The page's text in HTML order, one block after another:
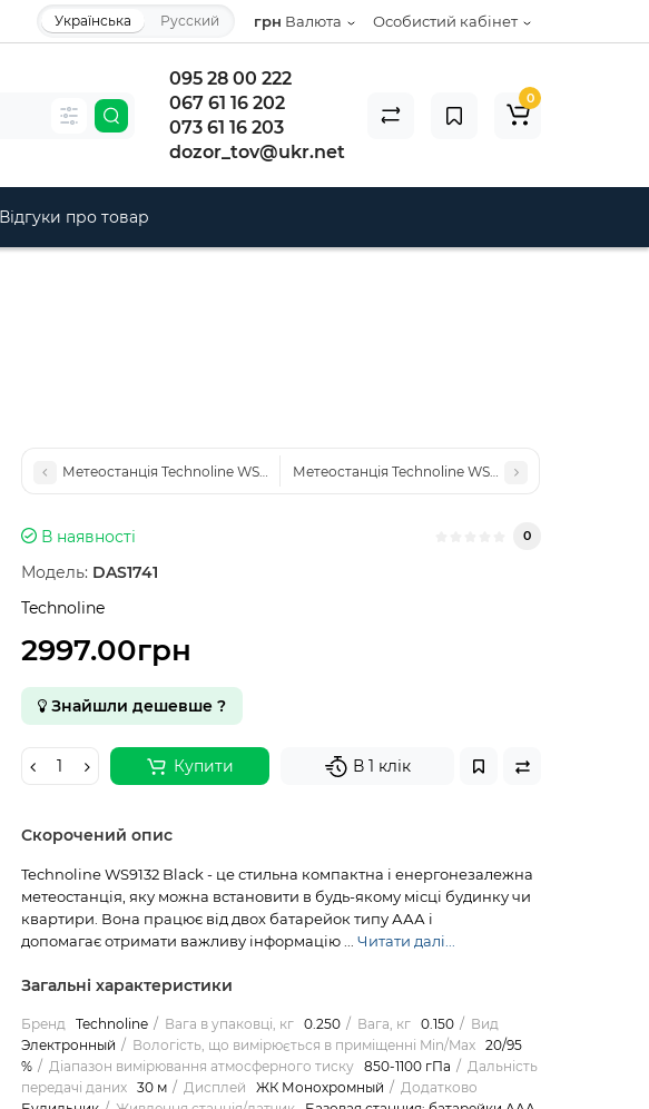
Особистий кабінет
грн Валюта
Українська Русский
095 28 00 222
067 61 16 202
073 61 16 203
dozor_tov@ukr.net
0
Відгуки про товар
Метеостанція Technoline WS6502 Black/Silver (WS6502)Метеостанція Technoline WS9130 Silver/Black
В наявності 0
Модель: DAS1741
Technoline
2997.00грн
Знайшли дешевше ?
Купити В 1 клік
Скорочений опис
Technoline WS9132 Black - це стильна компактна і енергонезалежна
метеостанція, яку можна встановити в будь-якому місці будинку чи
квартири. Вона працює від двох батарейок типу ААА і
допомагає отримати важливу інформацію ... Читати далі...
Загальні характеристики
Бренд Technoline Вага в упаковці, кг 0.250 Вага, кг 0.150
Вид
Электронный
Вологість, що вимірюється в приміщенні Min/Max
20/95
%
Діапазон вимірювання атмосферного тиску 850-1100 гПа
Дальність
передачі даних
30 м Дисплей ЖК Монохромный
Додатково